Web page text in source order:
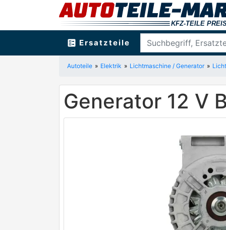
ballot Ersatzteile
Autoteile Elektrik Lichtmaschine / Generator
Generator 12 V